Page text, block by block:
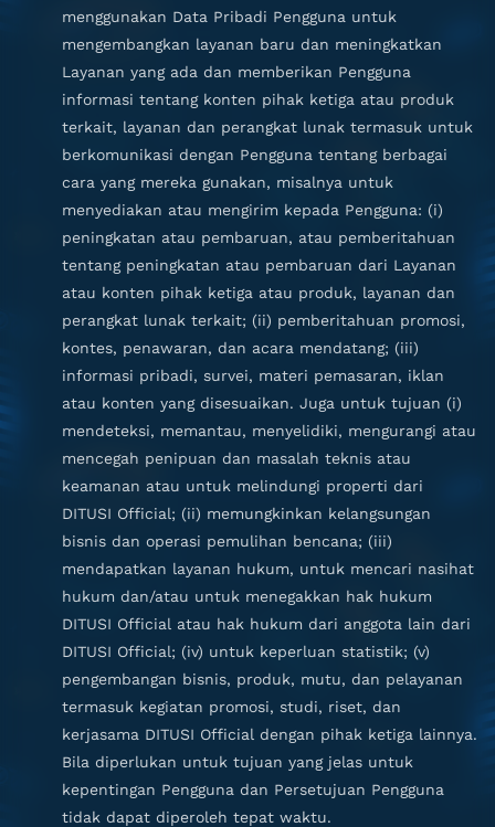
menggunakan Data Pribadi Pengguna untuk
mengembangkan layanan baru dan meningkatkan
Layanan yang ada dan memberikan Pengguna
informasi tentang konten pihak ketiga atau produk
terkait, layanan dan perangkat lunak termasuk untuk
berkomunikasi dengan Pengguna tentang berbagai
cara yang mereka gunakan, misalnya untuk
menyediakan atau mengirim kepada Pengguna: (i)
peningkatan atau pembaruan, atau pemberitahuan
tentang peningkatan atau pembaruan dari Layanan
atau konten pihak ketiga atau produk, layanan dan
perangkat lunak terkait; (ii) pemberitahuan promosi,
kontes, penawaran, dan acara mendatang; (iii)
informasi pribadi, survei, materi pemasaran, iklan
atau konten yang disesuaikan. Juga untuk tujuan (i)
mendeteksi, memantau, menyelidiki, mengurangi atau
mencegah penipuan dan masalah teknis atau
keamanan atau untuk melindungi properti dari
DITUSI Official; (ii) memungkinkan kelangsungan
bisnis dan operasi pemulihan bencana; (iii)
mendapatkan layanan hukum, untuk mencari nasihat
hukum dan/atau untuk menegakkan hak hukum
DITUSI Official atau hak hukum dari anggota lain dari
DITUSI Official; (iv) untuk keperluan statistik; (v)
pengembangan bisnis, produk, mutu, dan pelayanan
termasuk kegiatan promosi, studi, riset, dan
kerjasama DITUSI Official dengan pihak ketiga lainnya.
Bila diperlukan untuk tujuan yang jelas untuk
kepentingan Pengguna dan Persetujuan Pengguna
tidak dapat diperoleh tepat waktu.